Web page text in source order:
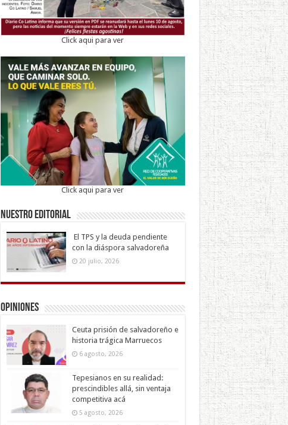
Click aqui para ver
Click aqui para ver
Nuestro Editorial
El TPS y la deuda pendiente
con la diáspora salvadoreña
20 julio, 2026
Opiniones
Ceuta prisión de salvadoreño e
historia trágica Marruecos
6 agosto, 2026
Tepesianos en su realidad:
prescindibles allá, sin ventaja
competitiva acá
5 agosto, 2026